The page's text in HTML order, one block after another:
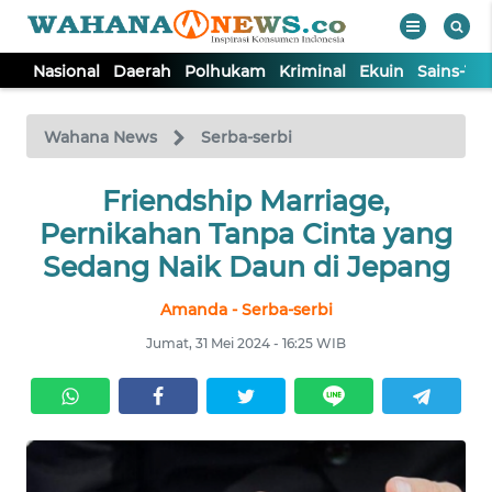
Nasional Daerah Polhukam Kriminal Ekuin Sains-
Wahana News Serba-serbi
Friendship Marriage,
Pernikahan Tanpa Cinta yang
Sedang Naik Daun di Jepang
Amanda - Serba-serbi
Jumat, 31 Mei 2024 - 16:25 WIB
TV
Tutup
NASIONAL
DAERAH
KRIMINAL
EKUIN